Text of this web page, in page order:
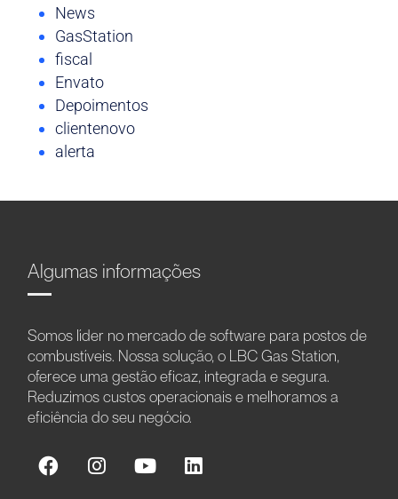
News
GasStation
fiscal
Envato
Depoimentos
clientenovo
alerta
Algumas informações
Somos líder no mercado de software para postos de
combustíveis. Nossa solução, o LBC Gas Station,
oferece uma gestão eficaz, integrada e segura.
Reduzimos custos operacionais e melhoramos a
eficiência do seu negócio.